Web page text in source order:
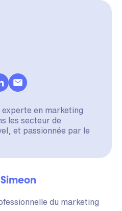
en marketing
les secteur de
et passionnée par le
du marketing